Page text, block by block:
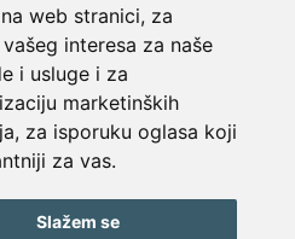
web stranici, za
interesa za naše
i usluge i za
marketinških
, za isporuku oglasa koji
za vas.
Slažem se
Financijska pismenost
Business
Tatager
Multitasking kitchen
Kontakt